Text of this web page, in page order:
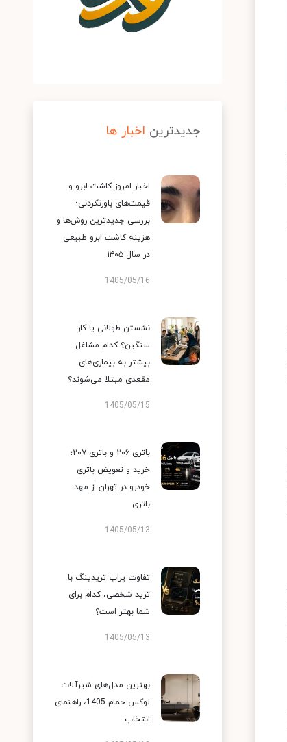
جدیدترین اخبار ها
اخبار امروز کاشت ابرو و
قیمت‌های باورنکردنی؛
بررسی جدیدترین روش‌ها و
هزینه کاشت ابرو طبیعی
در سال ۱۴۰۵
1405/05/16
نشستن طولانی یا کار
سنگین؟ کدام مشاغل
بیشتر به بیماری‌های
مقعدی مبتلا می‌شوند؟
1405/05/15
باتری ۲۰۶ و باتری ۲۰۷؛
خرید و تعویض باتری
خودرو در تهران از مهد
باتری
1405/05/13
تفاوت پراپ تریدینگ با
ترید شخصی، کدام برای
شما بهتر است؟
1405/05/13
بهترین مدل‌های شیرآلات
لوکس حمام 1405، راهنمای
انتخاب